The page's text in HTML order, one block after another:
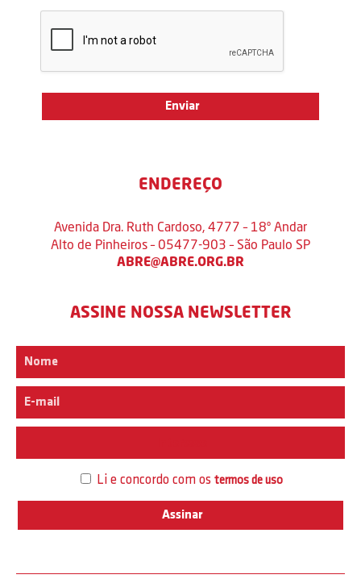
ENDEREÇO
Avenida Dra. Ruth Cardoso, 4777 – 18º Andar
Alto de Pinheiros – 05477-903 – São Paulo SP
ABRE@ABRE.ORG.BR
ASSINE NOSSA NEWSLETTER
Li e concordo com os termos de uso